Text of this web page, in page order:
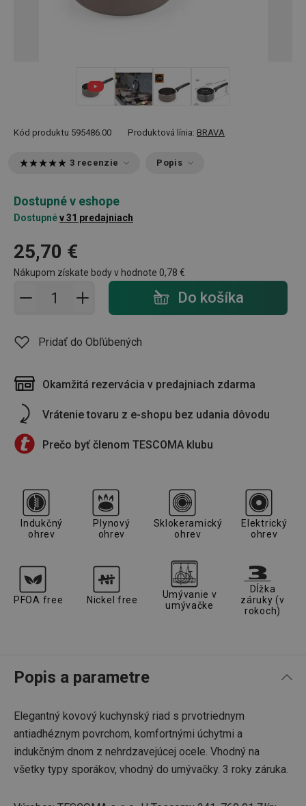
Kód produktu 595486.00 Produktová línia: BRAVA
3 recenzie Popis
Dostupné v eshope
Dostupnév 31 predajniach
25,70 €
Nákupom získate body v hodnote 0,78 €
Pridať do košíka - počet Do košíka
Pridať do Obľúbených
Okamžitá rezervácia v predajniach zdarma
Vrátenie tovaru z e-shopu bez udania dôvodu
Prečo byť členom TESCOMA klubu
Indukčný
ohrev
Plynový
ohrev
Sklokeramický
ohrev
Elektrický
ohrev
PFOA free Nickel free
Umývanie v
umývačke
Dĺžka
záruky (v
rokoch)
Popis a parametre
Elegantný kovový kuchynský riad s prvotriednym
antiadhéznym povrchom, komfortnými úchytmi a
indukčným dnom z nehrdzavejúcej ocele. Vhodný na
všetky typy sporákov, vhodný do umývačky. 3 roky záruka.